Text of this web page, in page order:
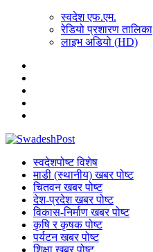
स्वदेश एफ.एम.
रेडियो प्रशारण तालिका
लाइभ अडियो (HD)
स्वदेशपोष्ट विशेष
माडी (स्थानीय) खबर पोष्ट
चितवन खबर पोष्ट
देश-प्रदेश खबर पोष्ट
विकास-निर्माण खबर पोष्ट
कृषि र कृषक पोष्ट
पर्यटन खबर पोष्ट
शिक्षा खबर पोष्ट